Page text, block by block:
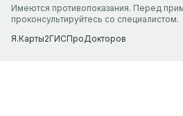
Имеются противопоказания. Перед
проконсультируйтесь со специалистом.
Я.Карты2ГИСПроДокторов